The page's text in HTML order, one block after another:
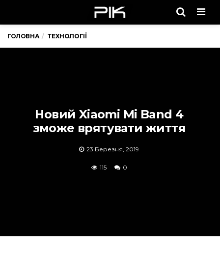
ГОЛОВНА ТЕХНОЛОГІЇ
Новий Xiaomi Mi Band 4
зможе врятувати життя
23 Березня, 2019
115 0